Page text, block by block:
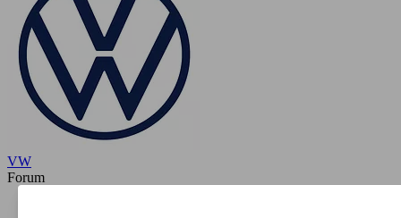
VW
Forum